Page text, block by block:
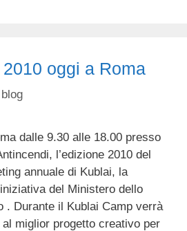
oggi a Roma
blog
dalle 9.30 alle 18.00 presso
l’edizione 2010 del
annuale di Kublai, la
del Ministero dello
. Durante il Kublai Camp verrà
miglior progetto creativo per